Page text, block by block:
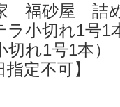
福砂屋 詰
ラ小切れ1号1
切れ1号1本）
定不可】